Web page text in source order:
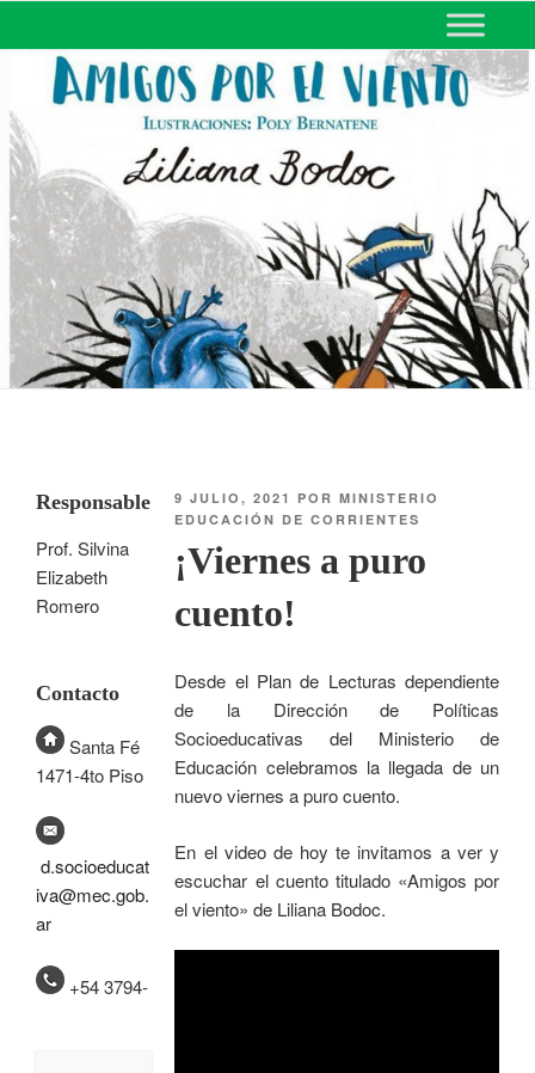
MINISTERIO DE EDUCACIÓN
DE CORRIENTES
9 JULIO, 2021 PORMINISTERIO
EDUCACIÓN DE CORRIENTES
¡Viernes a puro
cuento!
Desde el Plan de Lecturas dependiente
de la Dirección de Políticas
Socioeducativas del Ministerio de
Educación celebramos la llegada de un
nuevo viernes a puro cuento.
En el video de hoy te invitamos a ver y
escuchar el cuento titulado «Amigos por
el viento» de Liliana Bodoc.
Responsable
Prof. Silvina
Elizabeth
Romero
Contacto
Santa Fé
1471-4to Piso
d.socioeducat
iva@mec.gob.
ar
+54 3794-